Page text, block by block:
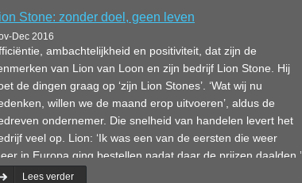
Stone: zonder doel, geen leven
Dec 2016
ambachtelijkheid en positiviteit, dat zijn de
van Lion van Loon en zijn bedrijf Lion Stone. Hij
de dingen graag op ‘zijn Lion Stones’. ‘Wat wij nu
willen we de maand erop uitvoeren’, aldus de
ondernemer. Die snelheid van handelen levert het
veel op. Lion: ‘Ik was een van de eersten die weer
in Europa ging bestellen nadat daar de prijzen daalden.’
manager Frank van Vugt vult aan: ‘En daardoor
Lees verder